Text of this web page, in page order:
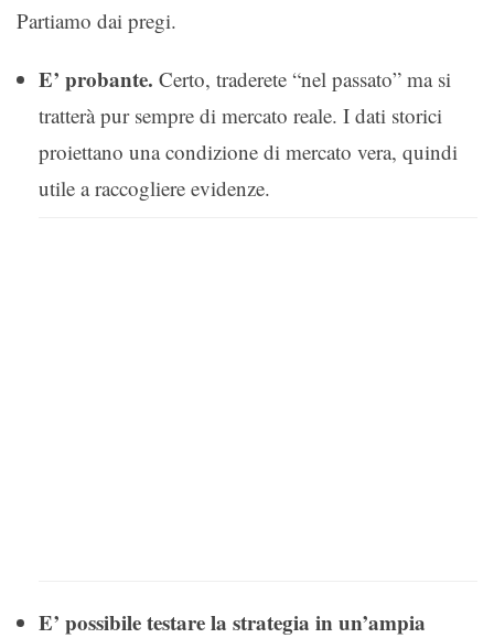
Partiamo dai pregi.
E’ probante. Certo, traderete “nel passato” ma si
tratterà pur sempre di mercato reale. I dati storici
proiettano una condizione di mercato vera, quindi
utile a raccogliere evidenze.
E’ possibile testare la strategia in un’ampia